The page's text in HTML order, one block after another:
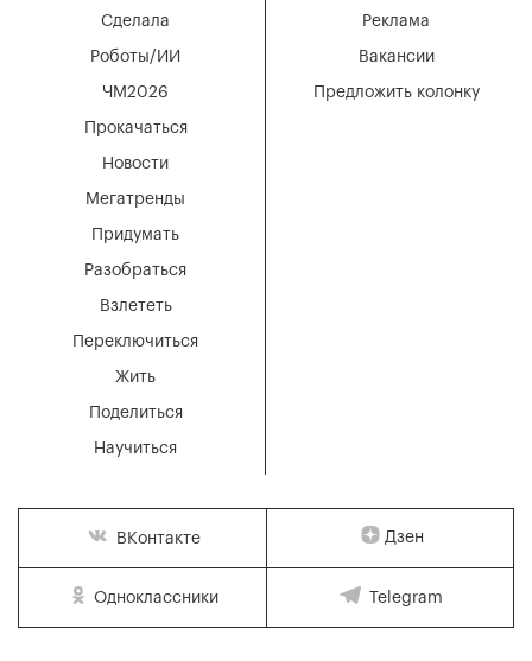
Мегатренды
Придумать
Разобраться
Взлететь
Новости
Переключиться
Жить
Поделиться
Научиться
Сделала
Роботы/ИИ
ЧМ2026
Прокачаться
Вакансии
Реклама
Предложить колонку
ВКонтакте Дзен
Одноклассники Telegram